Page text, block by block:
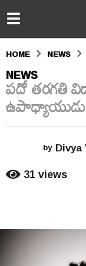
HOME NEWS
5
y
e
s
o
5
NEWS
పదో తరగతి
ఉపాధ్యాయుడు
by
31views